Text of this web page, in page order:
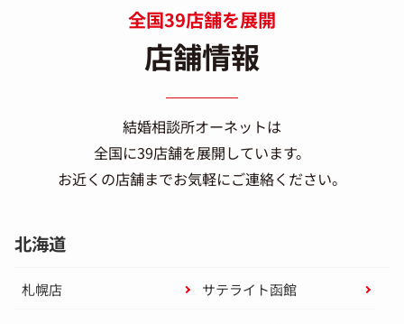
全国39店舗を展開
店舗情報
結婚相談所オーネットは
全国に39店舗を展開しています。
お近くの店舗までお気軽にご連絡ください。
北海道
札幌店 サテライト函館